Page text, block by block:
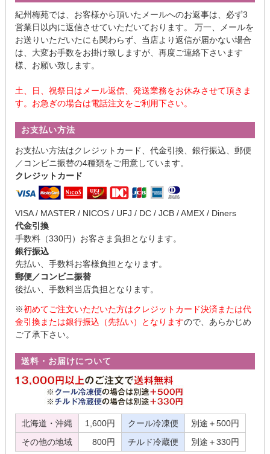
紀州梅苑では、お客様から頂いたメールへのお返事は、必ず3
営業日以内に返信させていただいております。 万一、メールを
お送りいただいたにも関わらず、当店より返信が届かない場合
は、大変お手数をお掛け致しますが、再度ご連絡下さいます
様、お願い致します。
土、日、祝祭日はメール返信、発送業務をお休みさせて頂きま
す。お急ぎの場合は電話注文をご利用下さい。
お支払い方法
お支払い方法はクレジットカード、代金引換、銀行振込、郵便
／コンビニ振替の4種類をご用意しています。
クレジットカード
VISA / MASTER / NICOS / UFJ / DC / JCB / AMEX / Diners
代金引換
手数料（330円）お客さま負担となります。
銀行振込
先払い、手数料お客様負担となります。
郵便／コンビニ振替
後払い、手数料当店負担となります。
※初めてご注文いただいた方はクレジットカード決済または代
金引換または銀行振込（先払い）となりますので、あらかじめ
ご了承下さい。
送料・お届けについて
北海道・沖縄 1,600円 クール冷凍便
別途＋500円
その他の地域
800円 チルド冷蔵便 別途＋330円